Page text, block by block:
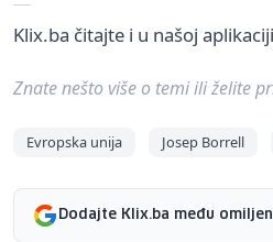
Klix.ba čitajte i u našoj
Znate nešto više o temi ili želite
Evropska unija Josep Borrell
Dodajte Klix.ba među